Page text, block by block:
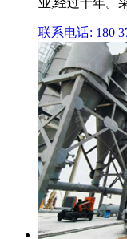
业,经过十年。
联系电话: 180